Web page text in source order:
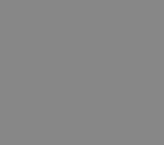
Universal Analyticsiin - mikä on
käytettyyn analytiikkapalveluun.
käyttäjät yksilöimällä satunnaisesti